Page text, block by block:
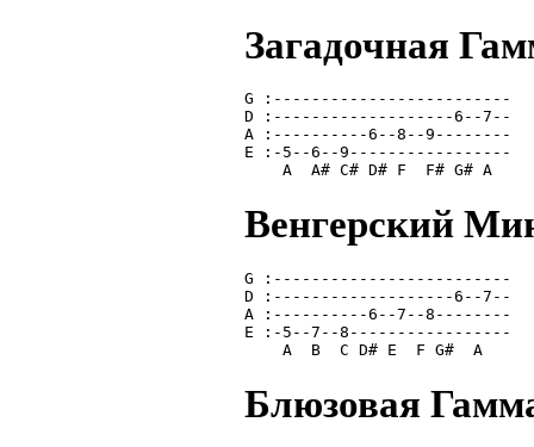
Загадочная
G :-------------------------
D :-------------------6--7--
A :----------6--8--9--------
E :-5--6--9-----------------
    A  A# C# D# F  F# G# A
Венгерский
G :-------------------------
D :-------------------6--7--
A :----------6--7--8--------
E :-5--7--8-----------------
    A  B  C D# E  F G#  A
Блюзовая